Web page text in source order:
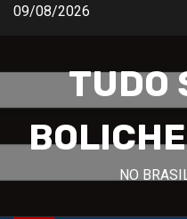
Skip09/08/2026
TUDO
NO